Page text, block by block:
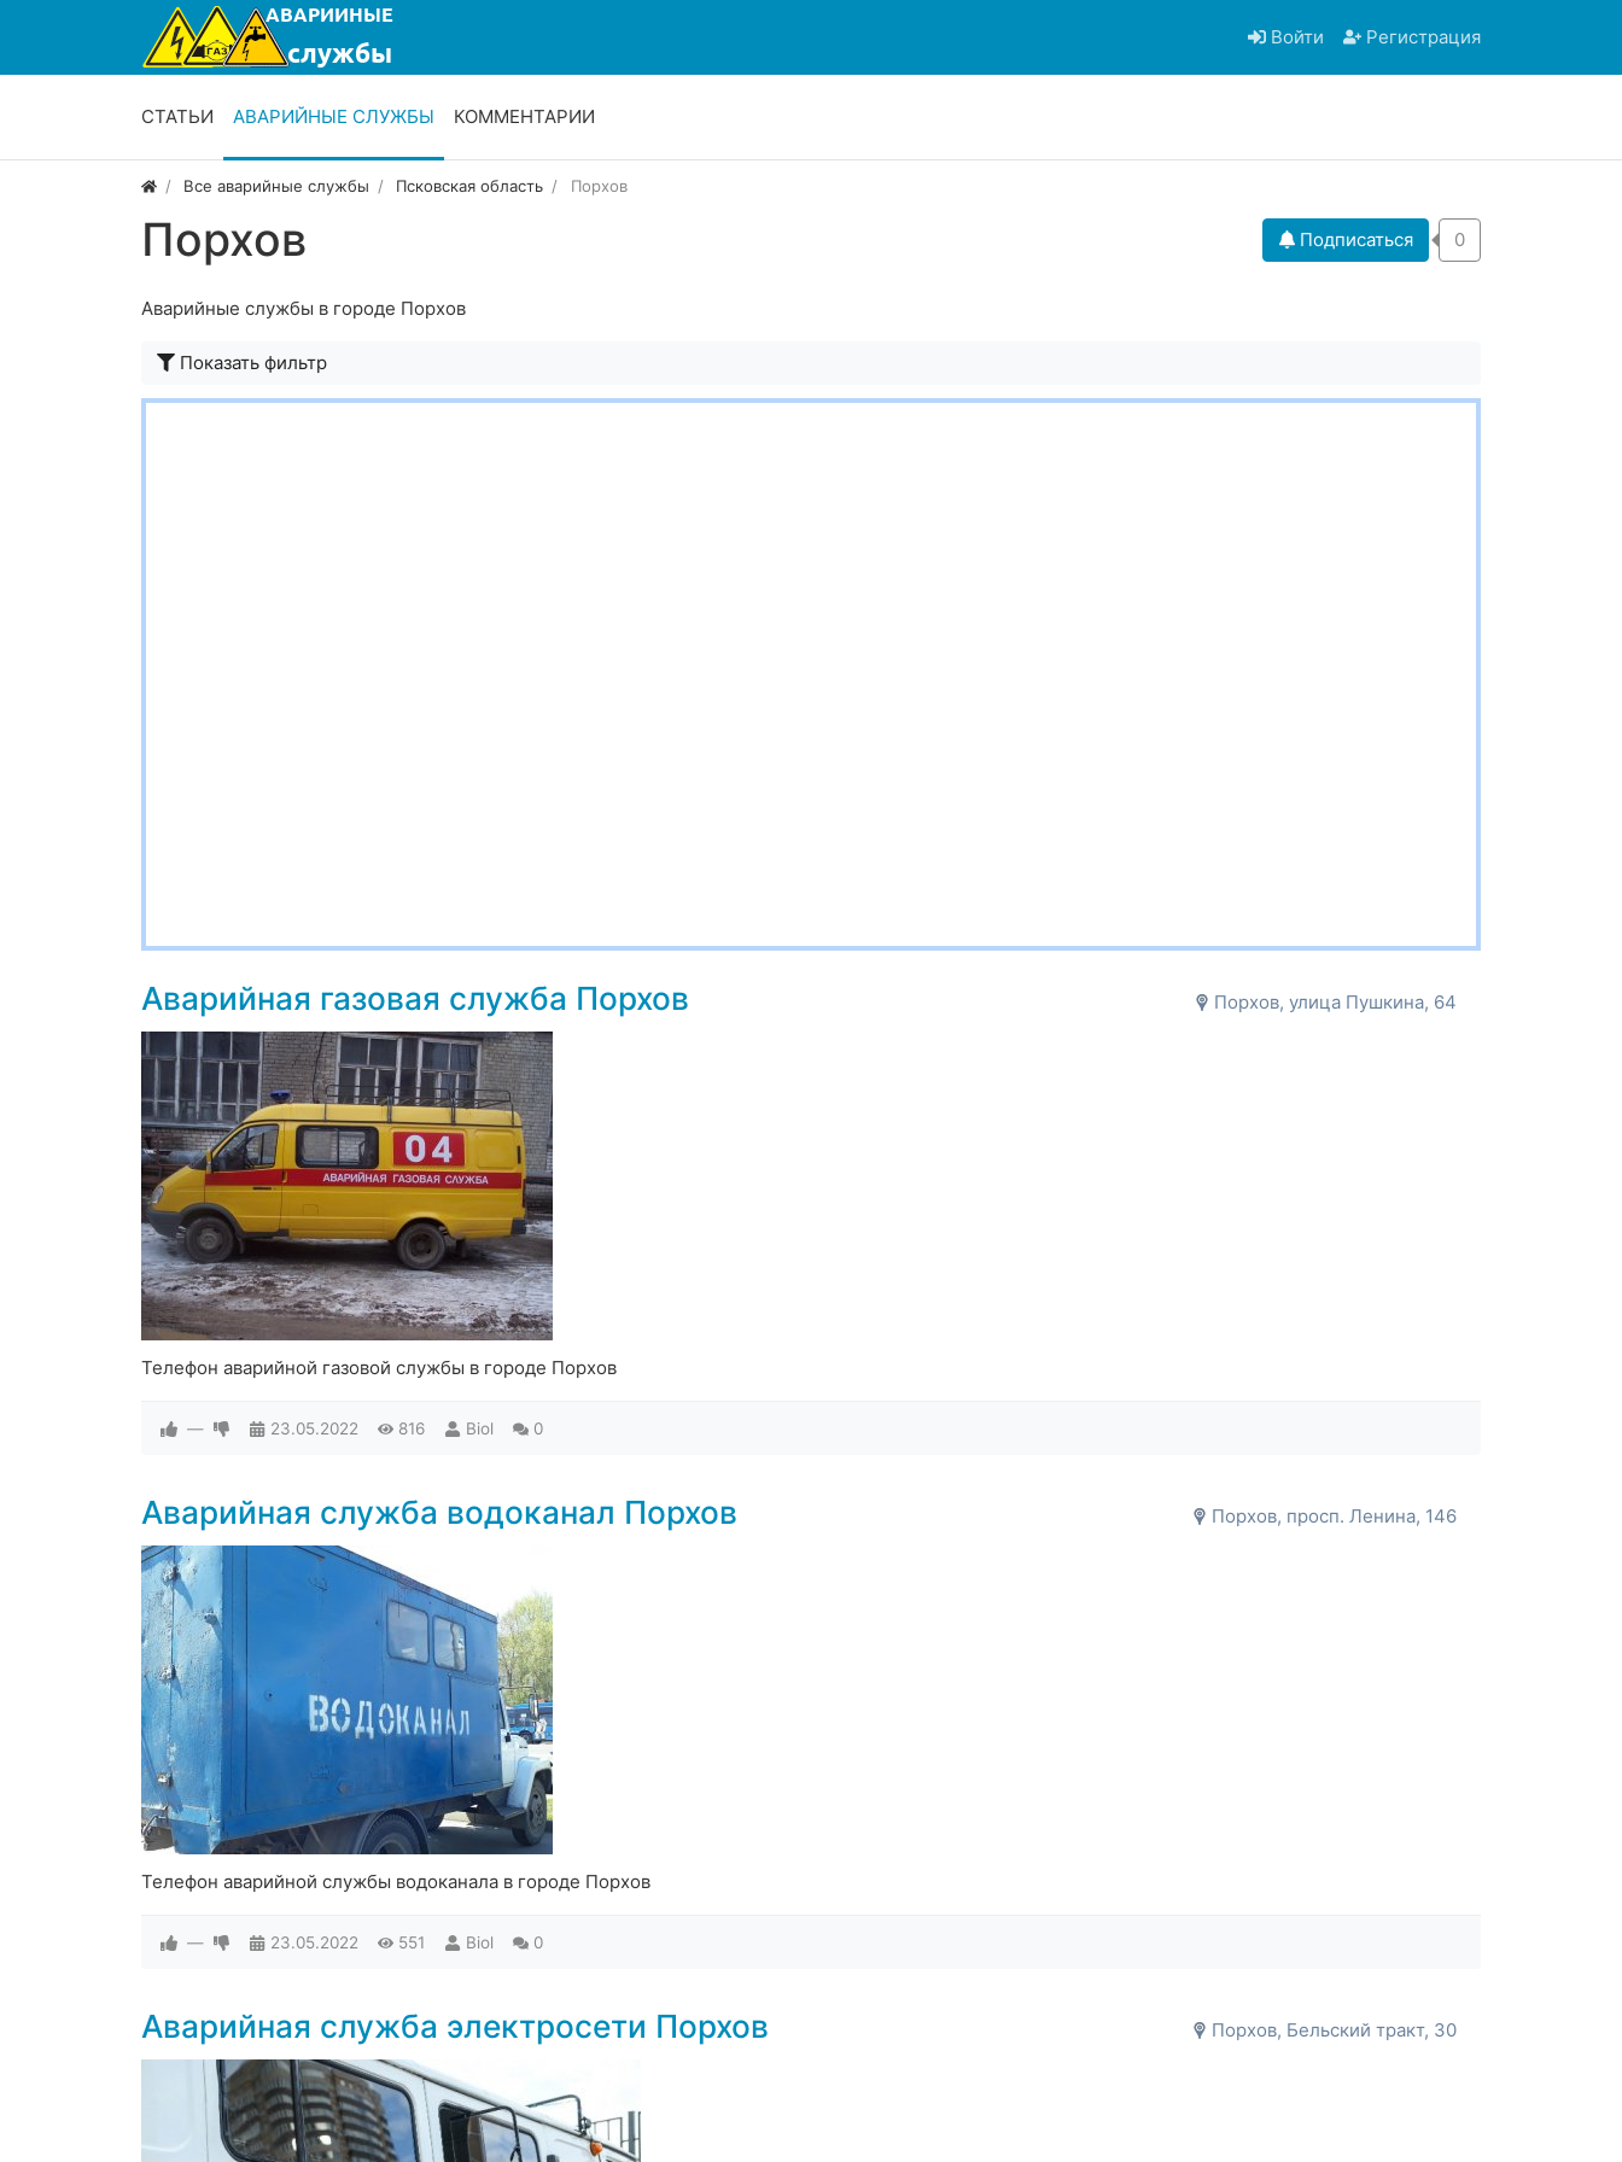
Войти Регистрация
СТАТЬИ АВАРИЙНЫЕ СЛУЖБЫ КОММЕНТАРИИ
Все аварийные службы Псковская область Порхов
Порхов Подписаться 0
Аварийные службы в городе Порхов
Показать фильтр
Порхов, улица Пушкина, 64
Аварийная газовая служба Порхов
Телефон аварийной газовой службы в городе Порхов
— 23.05.2022 816 Biol 0
Порхов, просп. Ленина, 146
Аварийная служба водоканал Порхов
Телефон аварийной службы водоканала в городе Порхов
— 23.05.2022 551 Biol 0
Порхов, Бельский тракт, 30
Аварийная служба электросети Порхов